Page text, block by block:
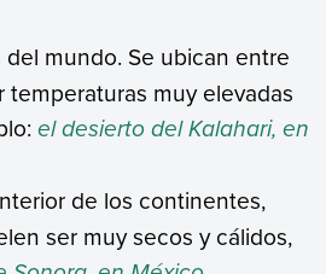
mundo. Se ubican entre
muy elevadas
el desierto del Kalahari, en
de los continentes,
ser muy secos y cálidos,